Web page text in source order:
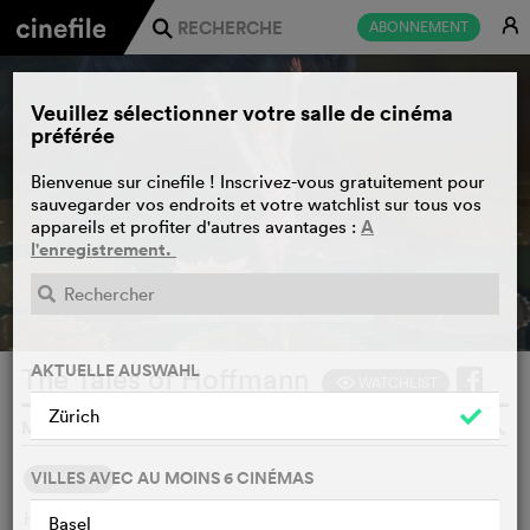
ABONNEMENT E
j
The Tales of Hoffmann
MICHAEL POWELL, EMERIC PRESSBURGER, GB, 1951
SYNOPSIS
Hoffmann attend dans un cabaret Stella, la femme qu'il
Veuillez sélectionner votre salle de cinéma
préférée
Bienvenue sur cinefile ! Inscrivez-vous gratuitement pour
sauvegarder vos endroits et votre watchlist sur tous vos
appareils et profiter d'autres avantages : A
l'enregistrement.
AKTUELLE AUSWAHL
Zürich
VILLES AVEC AU MOINS 6 CINÉMAS
Basel